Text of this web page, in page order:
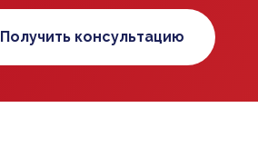
Получить консультацию